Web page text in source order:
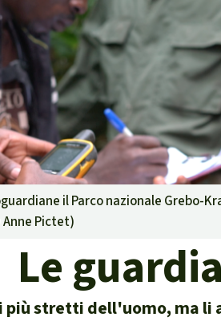
Landgrabbing
Difensori e Difensore
MDL
Soia
Chimalapas
Incendi
Domande e risposte
Alluminio
Criminalità ambientale,
narcotraffico e territori indigeni in
Problemi della certificazione
Yasuní
Chaco
il Parco nazionale Grebo-
Anne Pictet)
Le
più stretti dell'uomo, ma